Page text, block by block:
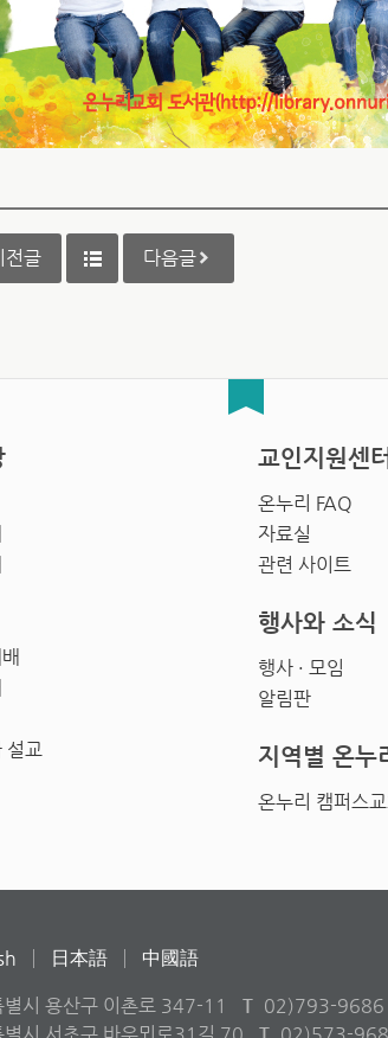
전글 다음글
설교
교인지원센터
온누리 FAQ
자료실
관련 사이트
행사와 소식
행사 · 모임
알림판
지역별 온누
온누리 캠퍼스교
日本語 中國語
시 용산구 이촌로 347-11 T 02)793-9686